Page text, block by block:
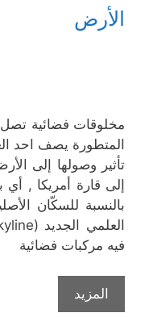
الأرض
مخلوقات فضائية تصل
المتطورة يصف احد
تأثير وصولها إلى
إلى قارة أمريكا , أي
بالنسبة للسكّان
فيه مركبات فضائية
المزيد